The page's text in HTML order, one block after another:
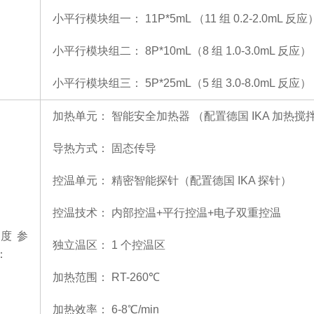
小平行模块组一： 11P*5mL （11 组 0.2-2.0mL 反应）
小平行模块组二： 8P*10mL（8 组 1.0-3.0mL 反应）
小平行模块组三： 5P*25mL（5 组 3.0-8.0mL 反应）
参
加热单元： 智能安全加热器 （配置德国 IKA 加热搅
导热方式： 固态传导
控温单元： 精密智能探针（配置德国 IKA 探针）
控温技术： 内部控温+平行控温+电子双重控温
独立温区： 1 个控温区
加热范围： RT-260℃
加热效率： 6-8℃/min